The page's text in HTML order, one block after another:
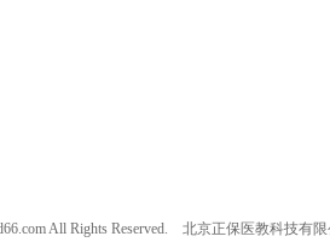
All Rights Reserved. 北京正保医教科技有